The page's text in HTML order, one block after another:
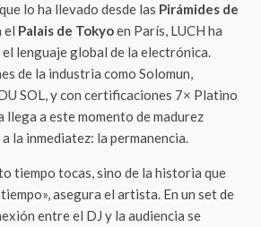
lo ha llevado desde las Pirámides de
el Palais de Tokyoen París, LUCH ha
lenguaje global de la electrónica.
de la industria como Solomun,
SOL, y con certificaciones 7× Platino
a este momento de madurez
la inmediatez: la permanencia.
tiempo tocas, sino de la historia que
asegura el artista. En un set de
entre el DJ y la audiencia se